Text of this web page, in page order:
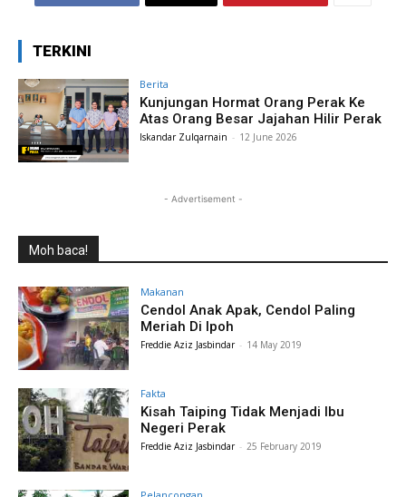
TERKINI
Berita
Kunjungan Hormat Orang Perak Ke
Atas Orang Besar Jajahan Hilir Perak
Iskandar Zulqarnain - 12 June 2026
- Advertisement -
Moh baca!
Makanan
Cendol Anak Apak, Cendol Paling
Meriah Di Ipoh
Freddie Aziz Jasbindar - 14 May 2019
Fakta
Kisah Taiping Tidak Menjadi Ibu
Negeri Perak
Freddie Aziz Jasbindar - 25 February 2019